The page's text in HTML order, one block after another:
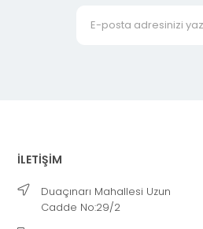
İLETİŞİM
Duaçınarı Mahallesi Uzun
Cadde No:29/2